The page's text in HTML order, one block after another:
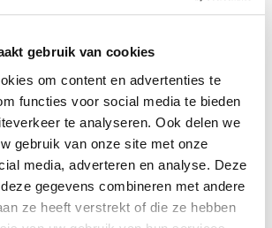
gebruik van cookies
om content en advertenties te
functies voor social media te bieden
te analyseren. Ook delen we
gebruik van onze site met onze
media, adverteren en analyse. Deze
gegevens combineren met andere
ze heeft verstrekt of die ze hebben
DB X5/X7 9S est un vélo électrique moderne qui
confortable, puissante et élégante en ville. Avec
transmission 9 vitesses et des freins à disque
choix idéal pour les aventures urbaines.